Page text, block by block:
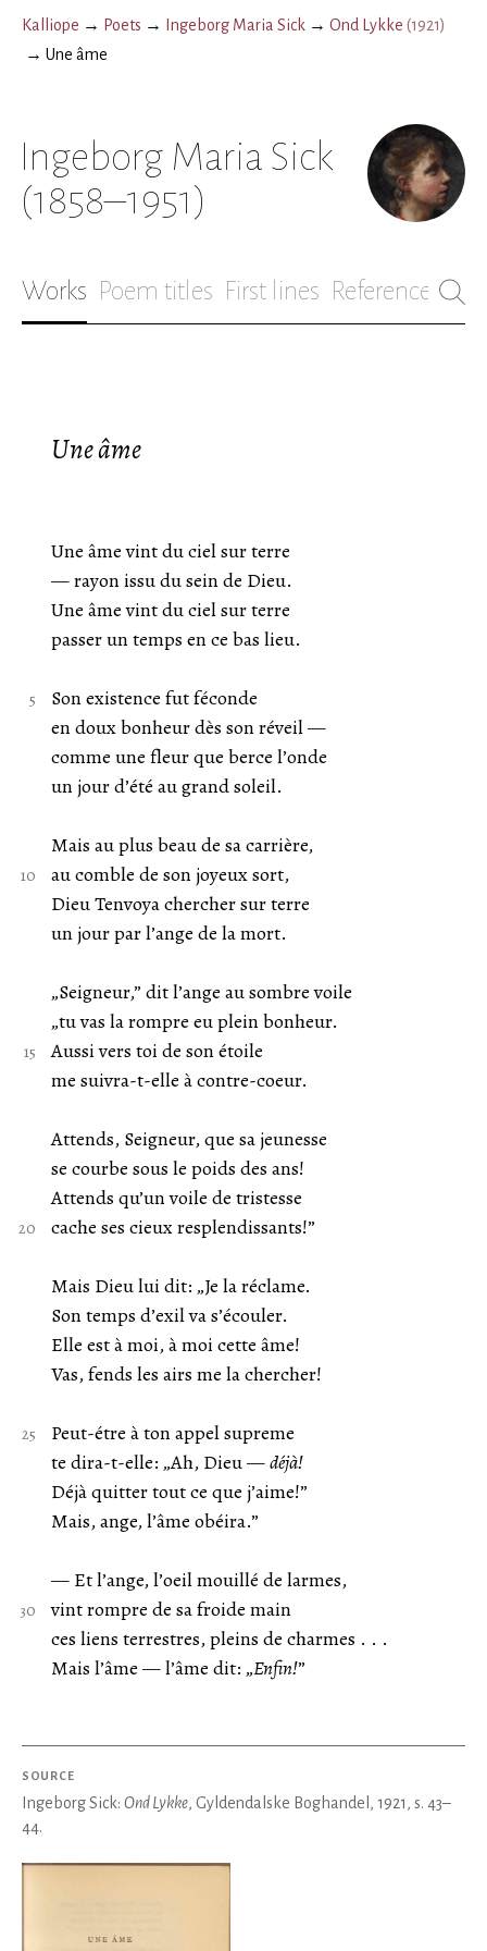
Kalliope → Poets → Ingeborg Maria Sick → Ond Lykke (1921)
→ Une âme
Ingeborg Maria Sick
(1858–1951)
Works Poem titles First lines References
Une âme
Une âme vint du ciel sur terre
— rayon issu du sein de Dieu.
Une âme vint du ciel sur terre
passer un temps en ce bas lieu.
Son existence fut féconde
en doux bonheur dès son réveil —
comme une fleur que berce l’onde
un jour d’été au grand soleil.
Mais au plus beau de sa carrière,
au comble de son joyeux sort,
Dieu Tenvoya chercher sur terre
un jour par l’ange de la mort.
„Seigneur,” dit l’ange au sombre voile
„tu vas la rompre eu plein bonheur.
Aussi vers toi de son étoile
me suivra-t-elle à contre-coeur.
Attends, Seigneur, que sa jeunesse
se courbe sous le poids des ans!
Attends qu’un voile de tristesse
cache ses cieux resplendissants!”
Mais Dieu lui dit: „Je la réclame.
Son temps d’exil va s’écouler.
Elle est à moi, à moi cette âme!
Vas, fends les airs me la chercher!
Peut-étre à ton appel supreme
te dira-t-elle: „Ah, Dieu —déjà!
Déjà quitter tout ce que j’aime!”
Mais, ange, l’âme obéira.”
— Et l’ange, l’oeil mouillé de larmes,
vint rompre de sa froide main
ces liens terrestres, pleins de charmes . . .
Mais l’âme — l’âme dit: „Enfin!”
SOURCE
Ingeborg Sick: Ond Lykke, Gyldendalske Boghandel, 1921, s. 43–
44.